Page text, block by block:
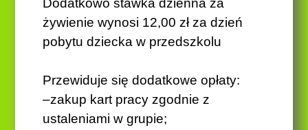
Dodatkowo stawka dzienna za
żywienie wynosi 12,00zł za dzień
pobytu dziecka w przedszkolu
Przewiduje się dodatkowe opłaty:
–zakup kart pracy zgodnie z
ustaleniami w grupie;